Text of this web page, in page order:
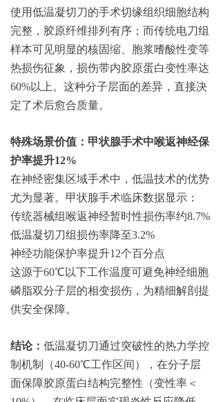
使用低温凝切刀的手术切缘组织细胞结构
完整，胶原纤维排列有序；而传统电刀组
样本可见明显的核固缩、胞浆嗜酸性变等
热损伤征象，损伤带内胶原蛋白变性率达
60%以上。这种分子层面的差异，直接决
定了术后愈合质量。
特殊场景价值：甲状腺手术中喉返神经保
护率提升12%
在神经密集区域手术中，低温技术的优势
尤为显著。甲状腺手术临床数据显示：
传统器械组喉返神经暂时性损伤率约8.7%
低温凝切刀组损伤率降至3.2%
神经功能保护率提升12个百分点
这源于60℃以下工作温度可避免神经细胞
磷脂双分子层的相变损伤，为精细解剖提
供安全保障。
结论： 低温凝切刀通过突破性的热力学控
制机制（40-60℃工作区间），在分子层
面保障胶原蛋白结构完整性（变性率＜